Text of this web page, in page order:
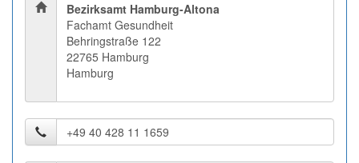
Bezirksamt Hamburg-Altona
Fachamt Gesundheit
Behringstraße 122
22765 Hamburg
Hamburg